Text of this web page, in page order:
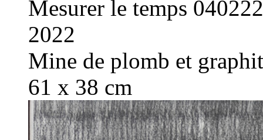
Mesurer le temps 040222
2022
Mine de plomb et
61 x 38 cm